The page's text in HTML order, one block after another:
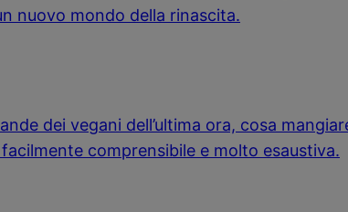
nuovo mondo della rinascita.
dei vegani dell’ultima ora, cosa
comprensibile e molto esaustiva.